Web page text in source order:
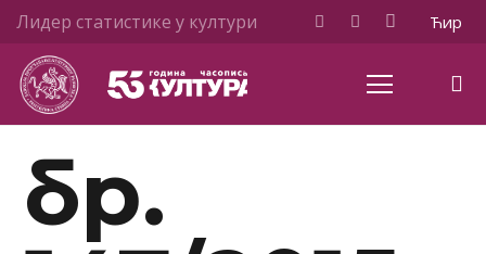
Лидер статистике у култури Ћир
бр.